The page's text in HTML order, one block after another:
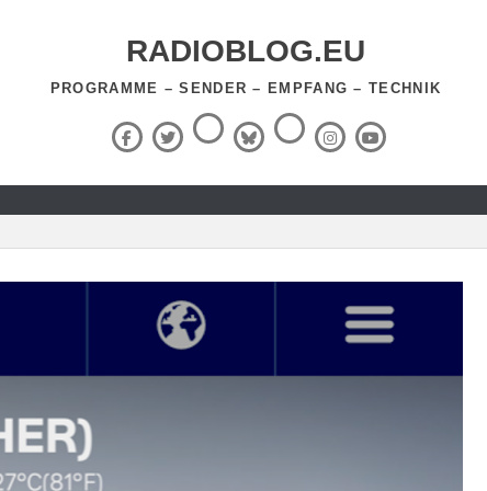
RADIOBLOG.EU
PROGRAMME – SENDER – EMPFANG – TECHNIK
Facebook
X
(Twitter)
ThreadsBlueSky
RSS-
Feed InstagramYouTube